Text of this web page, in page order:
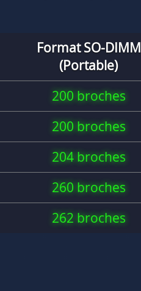
Format SO-DIMM
(Portable)
200 broches
200 broches
204 broches
260 broches
262 broches